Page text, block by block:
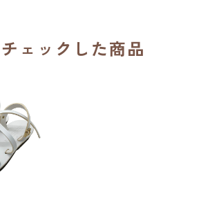
ェックした商品